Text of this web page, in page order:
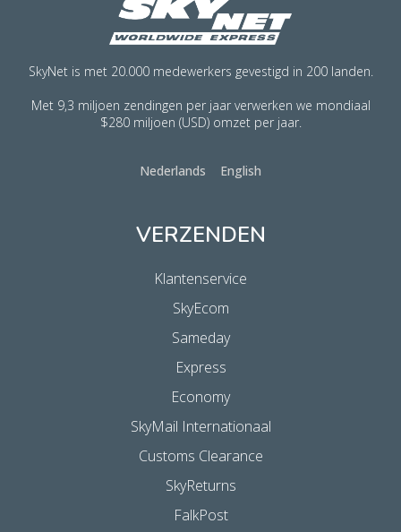
SkyNet is met 20.000 medewerkers gevestigd in 200 landen.
Met 9,3 miljoen zendingen per jaar verwerken we mondiaal
$280 miljoen (USD) omzet per jaar.
Nederlands English
VERZENDEN
Klantenservice
SkyEcom
Sameday
Express
Economy
SkyMail Internationaal
Customs Clearance
SkyReturns
FalkPost